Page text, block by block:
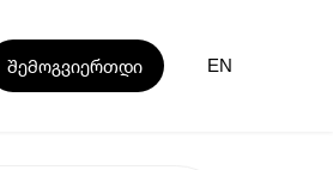
შემოგვიერთდი EN